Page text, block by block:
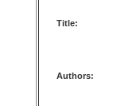
Title:
Authors: